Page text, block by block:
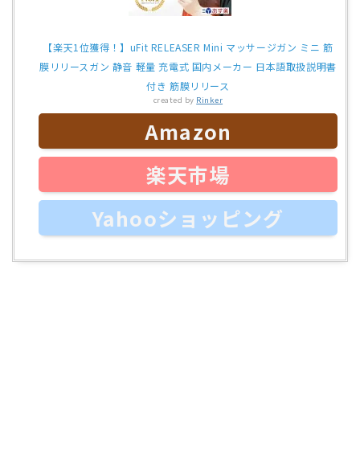
【楽天1位獲得！】uFit RELEASER Mini マッサージガン ミニ 筋
膜リリースガン 静音 軽量 充電式 国内メーカー 日本語取扱説明書
付き 筋膜リリース
created by Rinker
Amazon
楽天市場
Yahooショッピング